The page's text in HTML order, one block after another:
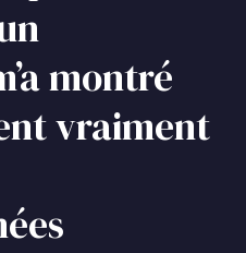
montré
vraiment